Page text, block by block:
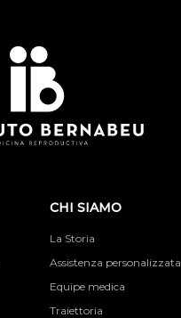
CHI SIAMO
La Storia
Assistenza personalizzata
Equipe medica
Traiettoria